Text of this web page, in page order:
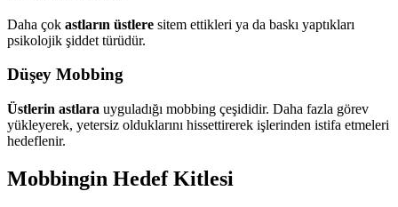
Daha çok astların üstlere sitem ettikleri ya da baskı yaptıkları
psikolojik şiddet türüdür.
Düşey Mobbing
Üstlerin astlara uyguladığı mobbing çeşididir. Daha fazla görev
yükleyerek, yetersiz olduklarını hissettirerek işlerinden istifa etmeleri
hedeflenir.
Mobbingin Hedef Kitlesi